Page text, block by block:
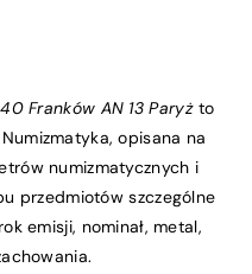
Franków AN 13 Paryżto
opisana na
numizmatycznych i
przedmiotów szczególne
emisji, nominał, metal,